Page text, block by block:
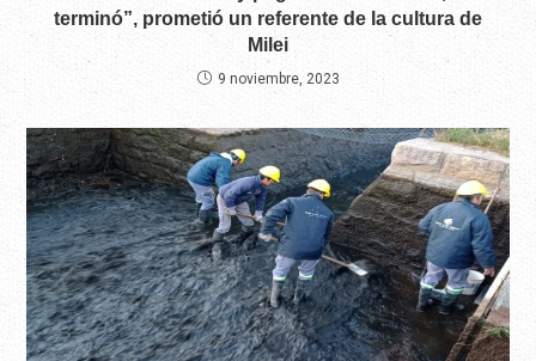
terminó”, prometió un referente de la cultura de
Milei
9 noviembre, 2023